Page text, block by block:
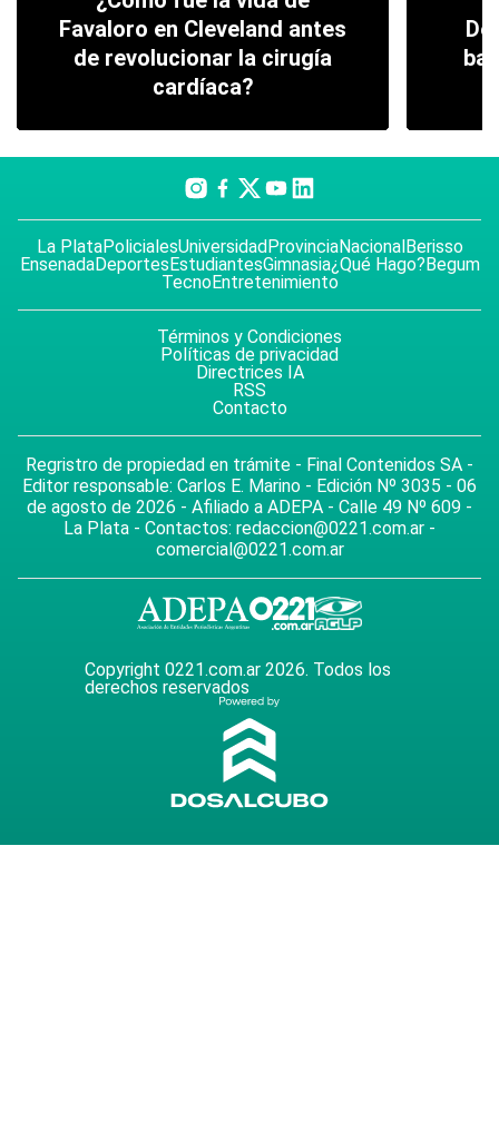
Favaloro en Cleveland antes
de revolucionar la cirugía
cardíaca?
La PlataPolicialesUniversidadProvinciaNacionalBerisso
EnsenadaDeportesEstudiantesGimnasia¿Qué Hago?Begum
TecnoEntretenimiento
Términos y Condiciones
Políticas de privacidad
Directrices IA
RSS
Contacto
Regristro de propiedad en trámite - Final Contenidos SA -
Editor responsable: Carlos E. Marino - Edición Nº 3035 - 06
de agosto de 2026 - Afiliado a ADEPA - Calle 49 Nº 609 -
La Plata - Contactos: redaccion@0221.com.ar -
comercial@0221.com.ar
Copyright 0221.com.ar 2026. Todos los
derechos reservados